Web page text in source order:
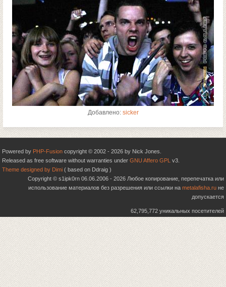
Добавлено: sicker
Powered by PHP-Fusion copyright © 2002 - 2026 by Nick Jones.
Released as free software without warranties under GNU Affero GPL v3.
Theme designed by Dimi ( based on Ddraig )
Copyright © s1ipk0rn 06.06.2006 - 2026 Любое копирование, перепечатка или
использование материалов без разрешения или ссылки на metalafisha.ru не
допускается
62,795,772 уникальных посетителей